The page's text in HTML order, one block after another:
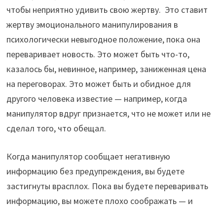
чтобы неприятно удивить свою жертву. Это ставит
жертву эмоционального манипулирования в
психологически невыгодное положение, пока она
переваривает новость. Это может быть что-то,
казалось бы, невинное, например, заниженная цена
на переговорах. Это может быть и обидное для
другого человека известие — например, когда
манипулятор вдруг признается, что не может или не
сделал того, что обещал.
Когда манипулятор сообщает негативную
информацию без предупреждения, вы будете
застигнуты врасплох. Пока вы будете переваривать
информацию, вы можете плохо соображать — и